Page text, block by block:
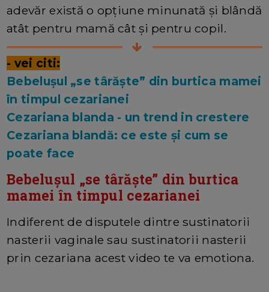
adevăr există o opțiune minunată și blândă
atât pentru mamă cât și pentru copil.
- vei citi:
Bebelușul „se târăște” din burtica mamei
în timpul cezarianei
Cezariana blanda - un trend in crestere
Cezariana blandă: ce este și cum se
poate face
Bebelușul „se târăște” din burtica
mamei în timpul cezarianei
Indiferent de disputele dintre sustinatorii
nasterii vaginale sau sustinatorii nasterii
prin cezariana acest video te va emotiona.